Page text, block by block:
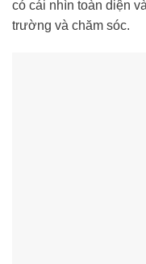
có cái nhìn toàn diện
trường và chăm sóc.